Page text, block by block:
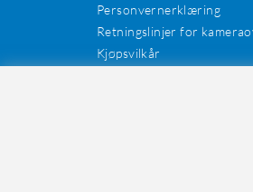
Personvernerklæring
Retningslinjer for
Kjøpsvilkår